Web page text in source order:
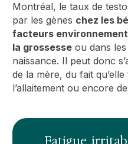
Montréal, le taux de
par les gènes chez les
facteurs
la grossesse ou dans
naissance. Il peut donc
de la mère, du fait
l’allaitement ou encore